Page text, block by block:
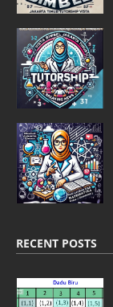
RECENT POSTS